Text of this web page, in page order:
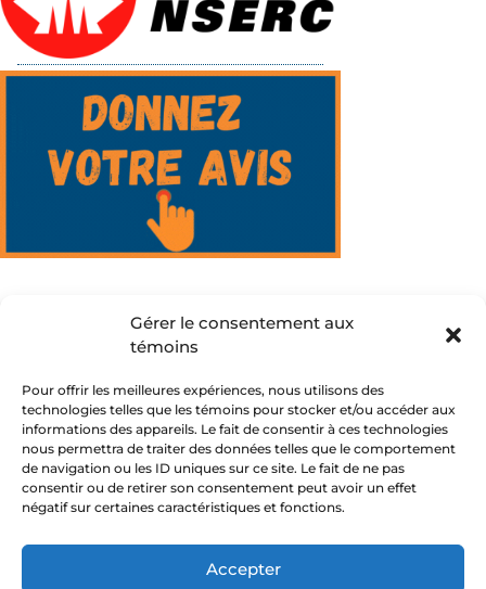
Gérer le consentement aux
témoins
Pour offrir les meilleures expériences, nous utilisons des
technologies telles que les témoins pour stocker et/ou accéder aux
informations des appareils. Le fait de consentir à ces technologies
nous permettra de traiter des données telles que le comportement
de navigation ou les ID uniques sur ce site. Le fait de ne pas
consentir ou de retirer son consentement peut avoir un effet
négatif sur certaines caractéristiques et fonctions.
Accepter
Suivez-nous :
Politique de témoins